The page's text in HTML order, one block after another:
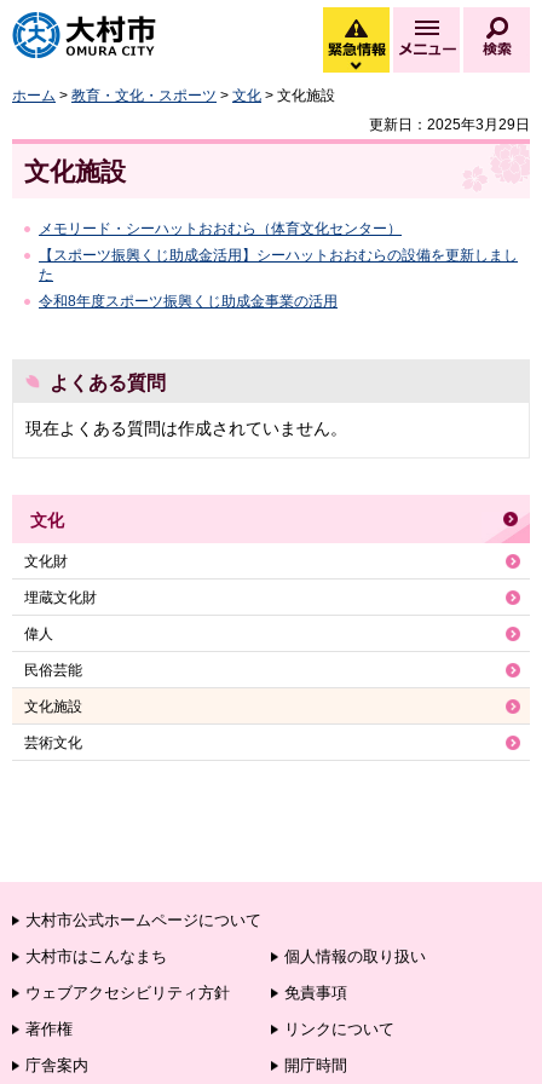
大村市
緊急情報
緊急情報を開く
メニュー
ホーム > 教育・文化・スポーツ > 文化 > 文化施設
更新日：2025年3月29日
文化施設
メモリード・シーハットおおむら（体育文化センター）
【スポーツ振興くじ助成金活用】シーハットおおむらの設備を更新しまし
た
令和8年度スポーツ振興くじ助成金事業の活用
よくある質問
現在よくある質問は作成されていません。
文化
文化財
埋蔵文化財
偉人
民俗芸能
文化施設
芸術文化
大村市公式ホームページについて
大村市はこんなまち
個人情報の取り扱い
ウェブアクセシビリティ方針
免責事項
著作権
リンクについて
庁舎案内
開庁時間